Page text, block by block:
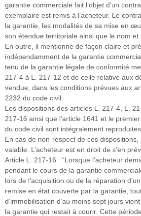
garantie commerciale fait l’objet d’un
exemplaire est remis à l’acheteur. Le
la garantie, les modalités de sa mise en
son étendue territoriale ainsi que le nom et
En outre, il mentionne de façon claire et
indépendamment de la garantie
tenu de la garantie légale de conformité
217-4 à L. 217-12 et de celle relative aux
vendue, dans les conditions prévues aux
2232 du code civil.
Les dispositions des articles L. 217-4, L.
217-16 ainsi que l’article 1641 et le
du code civil sont intégralement
En cas de non-respect de ces
valable. L’acheteur est en droit de s’en
Article L. 217-16 : “Lorsque l’acheteur
pendant le cours de la garantie
lors de l’acquisition ou de la réparation
remise en état couverte par la garantie,
d’immobilisation d’au moins sept jours
la garantie qui restait à courir. Cette